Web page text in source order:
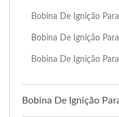
Bobina De Ignição
Bobina De Ignição
Bobina De Ignição
Bobina De Ignição